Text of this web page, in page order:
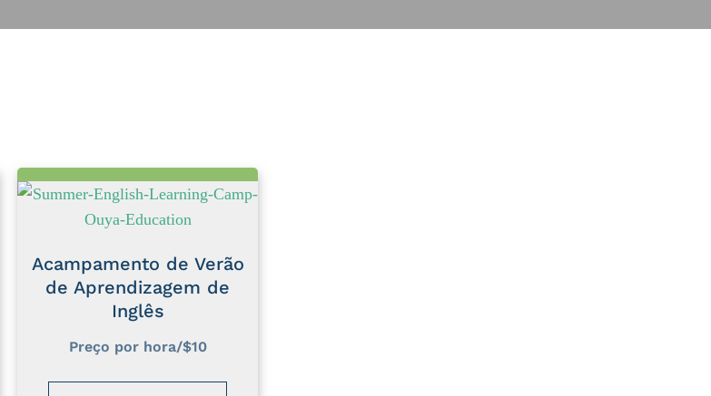
Acampamento de Verão
de Aprendizagem de
Inglês
Preço por hora/$10